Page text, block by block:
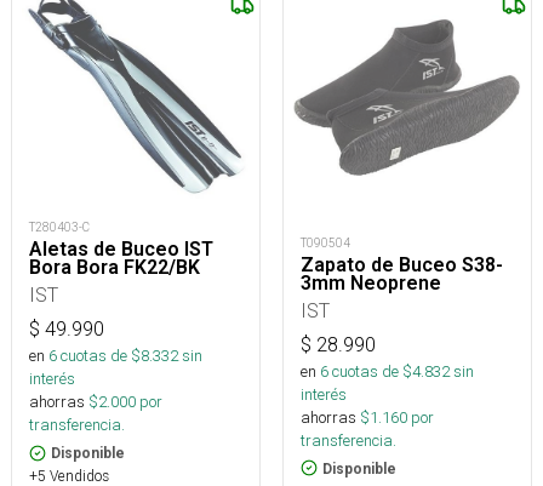
T280403-C
Aletas de Buceo IST
Bora Bora FK22/BK
IST
$ 49.990
en 6cuotas de $8.332sin
interés
ahorras $2.000 por
transferencia.
Disponible
+5 Vendidos
T090504
Zapato de Buceo S38-
3mm Neoprene
IST
$ 28.990
en 6cuotas de $4.832sin
interés
ahorras $1.160 por
transferencia.
Disponible